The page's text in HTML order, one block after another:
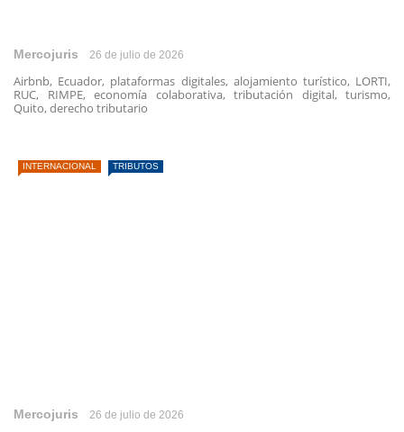
Mercojuris 26 de julio de 2026
Airbnb, Ecuador, plataformas digitales, alojamiento turístico, LORTI,
RUC, RIMPE, economía colaborativa, tributación digital, turismo,
Quito, derecho tributario
INTERNACIONAL TRIBUTOS
Mercojuris 26 de julio de 2026